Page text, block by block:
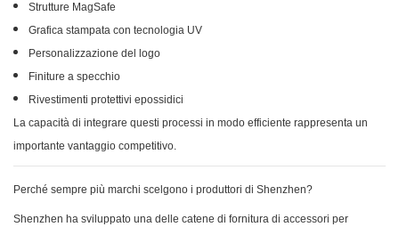
Strutture MagSafe
Grafica stampata con tecnologia UV
Personalizzazione del logo
Finiture a specchio
Rivestimenti protettivi epossidici
La capacità di integrare questi processi in modo efficiente rappresenta un
importante vantaggio competitivo.
Perché sempre più marchi scelgono i produttori di Shenzhen?
Shenzhen ha sviluppato una delle catene di fornitura di accessori per